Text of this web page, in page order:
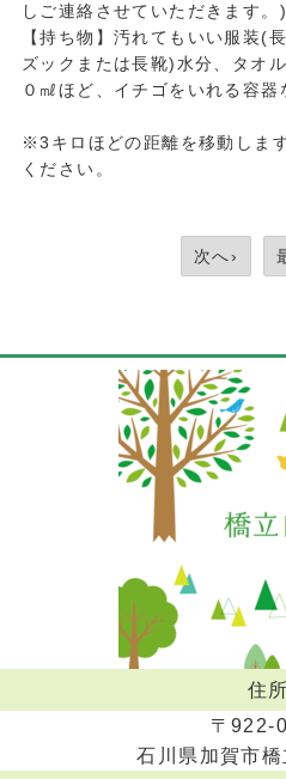
しご連絡させていただきます。)
【持ち物】汚れてもいい服装(
ズックまたは長靴)水分、タオ
０㎖ほど、イチゴをいれる容器
※3キロほどの距離を移動しま
ください。
次へ›
住所
〒922-
石川県加賀市